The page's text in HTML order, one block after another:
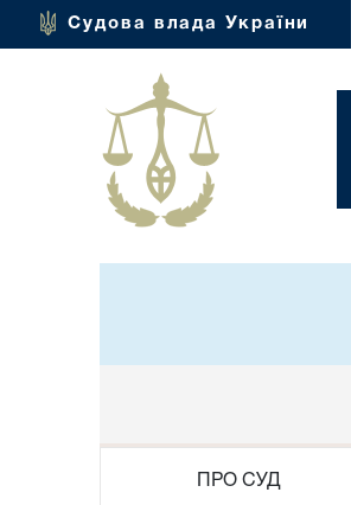
Судова влада України
ПРО СУД